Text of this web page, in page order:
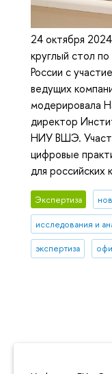
24 октября
круглый стол
России с
ведущих
модерировала
директор
НИУ ВШЭ.
цифровые
для российских
Экспертиза
исследования и
экспертиза